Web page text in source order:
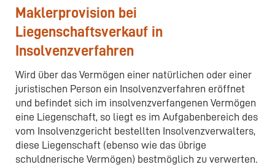
Maklerprovision bei
Liegenschaftsverkauf in
Insolvenzverfahren
Wird über das Vermögen einer natürlichen oder einer
juristischen Person ein Insolvenzverfahren eröffnet
und befindet sich im insolvenzverfangenen Vermögen
eine Liegenschaft, so liegt es im Aufgabenbereich des
vom Insolvenzgericht bestellten Insolvenzverwalters,
diese Liegenschaft (ebenso wie das übrige
schuldnerische Vermögen) bestmöglich zu verwerten.